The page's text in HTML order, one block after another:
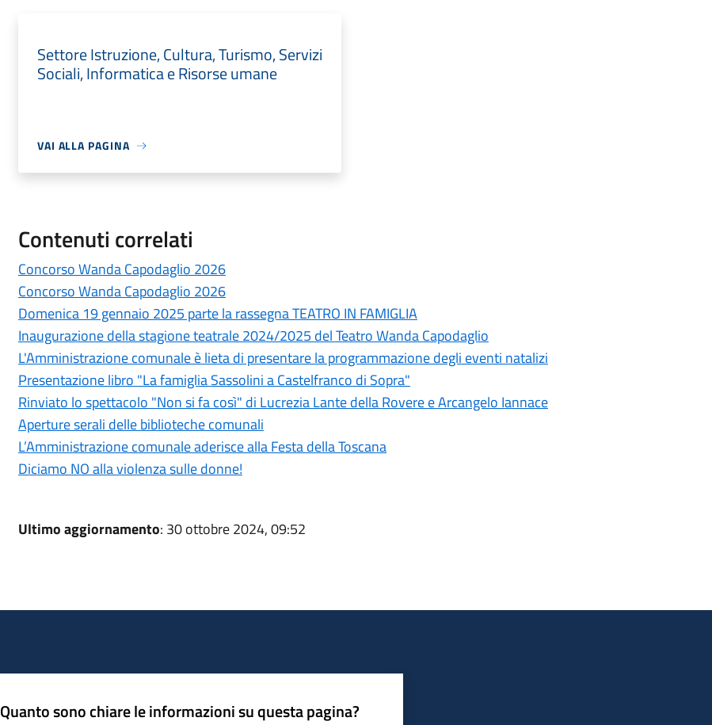
Settore Istruzione, Cultura, Turismo, Servizi
Sociali, Informatica e Risorse umane
VAI ALLA PAGINA
Contenuti correlati
Concorso Wanda Capodaglio 2026
Concorso Wanda Capodaglio 2026
Domenica 19 gennaio 2025 parte la rassegna TEATRO IN FAMIGLIA
Inaugurazione della stagione teatrale 2024/2025 del Teatro Wanda Capodaglio
L'Amministrazione comunale è lieta di presentare la programmazione degli eventi natalizi
Presentazione libro "La famiglia Sassolini a Castelfranco di Sopra"
Rinviato lo spettacolo "Non si fa così" di Lucrezia Lante della Rovere e Arcangelo Iannace
Aperture serali delle biblioteche comunali
L’Amministrazione comunale aderisce alla Festa della Toscana
Diciamo NO alla violenza sulle donne!
Ultimo aggiornamento: 30 ottobre 2024, 09:52
Quanto sono chiare le informazioni su questa pagina?